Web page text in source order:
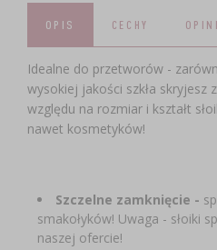
OPIS CECHY
Idealne do przetworów -
wysokiej jakości szkła skryjesz
względu na rozmiar i kształt
nawet kosmetyków!
Szczelne zamknięcie -
smakołyków! Uwaga - słoiki
naszej ofercie!